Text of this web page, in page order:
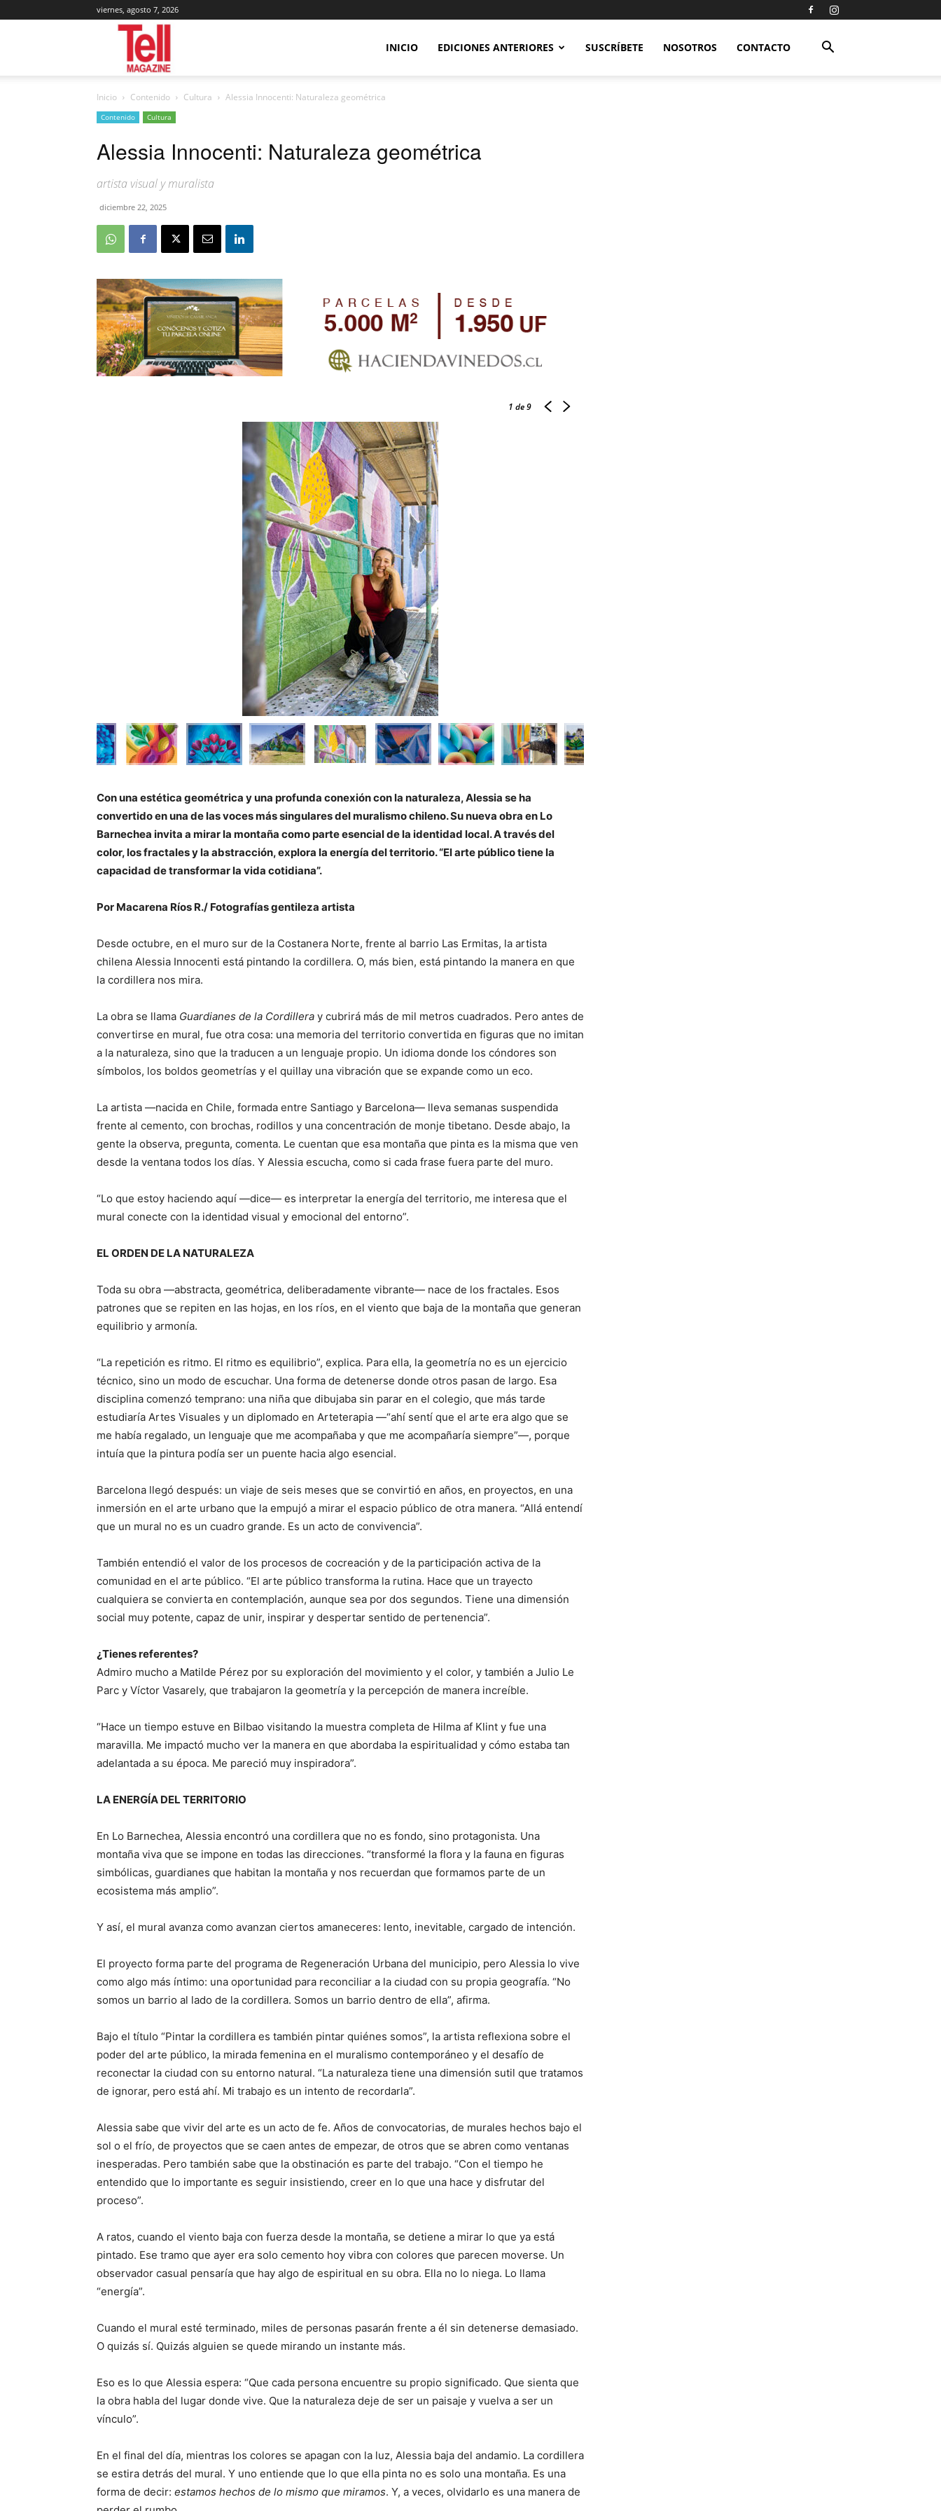
viernes, agosto 7, 2026
Magazine
INICIO EDICIONES ANTERIORES SUSCRÍBETE NOSOTROS CONTACTO
Inicio Contenido Cultura Alessia Innocenti: Naturaleza geométrica
Contenido Cultura
Alessia Innocenti: Naturaleza geométrica
artista visual y muralista
diciembre 22, 2025
1 de 9
Con una estética geométrica y una profunda conexión con la naturaleza, Alessia se ha
convertido en una de las voces más singulares del muralismo chileno. Su nueva obra en Lo
Barnechea invita a mirar la montaña como parte esencial de la identidad local. A través del
color, los fractales y la abstracción, explora la energía del territorio. “El arte público tiene la
capacidad de transformar la vida cotidiana”.
Por Macarena Ríos R./ Fotografías gentileza artista
Desde octubre, en el muro sur de la Costanera Norte, frente al barrio Las Ermitas, la artista
chilena Alessia Innocenti está pintando la cordillera. O, más bien, está pintando la manera en que
la cordillera nos mira.
La obra se llama Guardianes de la Cordillera y cubrirá más de mil metros cuadrados. Pero antes de
convertirse en mural, fue otra cosa: una memoria del territorio convertida en figuras que no imitan
a la naturaleza, sino que la traducen a un lenguaje propio. Un idioma donde los cóndores son
símbolos, los boldos geometrías y el quillay una vibración que se expande como un eco.
La artista —nacida en Chile, formada entre Santiago y Barcelona— lleva semanas suspendida
frente al cemento, con brochas, rodillos y una concentración de monje tibetano. Desde abajo, la
gente la observa, pregunta, comenta. Le cuentan que esa montaña que pinta es la misma que ven
desde la ventana todos los días. Y Alessia escucha, como si cada frase fuera parte del muro.
“Lo que estoy haciendo aquí —dice— es interpretar la energía del territorio, me interesa que el
mural conecte con la identidad visual y emocional del entorno”.
EL ORDEN DE LA NATURALEZA
Toda su obra —abstracta, geométrica, deliberadamente vibrante— nace de los fractales. Esos
patrones que se repiten en las hojas, en los ríos, en el viento que baja de la montaña que generan
equilibrio y armonía.
“La repetición es ritmo. El ritmo es equilibrio”, explica. Para ella, la geometría no es un ejercicio
técnico, sino un modo de escuchar. Una forma de detenerse donde otros pasan de largo. Esa
disciplina comenzó temprano: una niña que dibujaba sin parar en el colegio, que más tarde
estudiaría Artes Visuales y un diplomado en Arteterapia —“ahí sentí que el arte era algo que se
me había regalado, un lenguaje que me acompañaba y que me acompañaría siempre”—, porque
intuía que la pintura podía ser un puente hacia algo esencial.
Barcelona llegó después: un viaje de seis meses que se convirtió en años, en proyectos, en una
inmersión en el arte urbano que la empujó a mirar el espacio público de otra manera. “Allá entendí
que un mural no es un cuadro grande. Es un acto de convivencia”.
También entendió el valor de los procesos de cocreación y de la participación activa de la
comunidad en el arte público. “El arte público transforma la rutina. Hace que un trayecto
cualquiera se convierta en contemplación, aunque sea por dos segundos. Tiene una dimensión
social muy potente, capaz de unir, inspirar y despertar sentido de pertenencia”.
¿Tienes referentes?
Admiro mucho a Matilde Pérez por su exploración del movimiento y el color, y también a Julio Le
Parc y Víctor Vasarely, que trabajaron la geometría y la percepción de manera increíble.
“Hace un tiempo estuve en Bilbao visitando la muestra completa de Hilma af Klint y fue una
maravilla. Me impactó mucho ver la manera en que abordaba la espiritualidad y cómo estaba tan
adelantada a su época. Me pareció muy inspiradora”.
LA ENERGÍA DEL TERRITORIO
En Lo Barnechea, Alessia encontró una cordillera que no es fondo, sino protagonista. Una
montaña viva que se impone en todas las direcciones. “transformé la flora y la fauna en figuras
simbólicas, guardianes que habitan la montaña y nos recuerdan que formamos parte de un
ecosistema más amplio”.
Y así, el mural avanza como avanzan ciertos amaneceres: lento, inevitable, cargado de intención.
El proyecto forma parte del programa de Regeneración Urbana del municipio, pero Alessia lo vive
como algo más íntimo: una oportunidad para reconciliar a la ciudad con su propia geografía. “No
somos un barrio al lado de la cordillera. Somos un barrio dentro de ella”, afirma.
Bajo el título “Pintar la cordillera es también pintar quiénes somos”, la artista reflexiona sobre el
poder del arte público, la mirada femenina en el muralismo contemporáneo y el desafío de
reconectar la ciudad con su entorno natural. “La naturaleza tiene una dimensión sutil que tratamos
de ignorar, pero está ahí. Mi trabajo es un intento de recordarla”.
Alessia sabe que vivir del arte es un acto de fe. Años de convocatorias, de murales hechos bajo el
sol o el frío, de proyectos que se caen antes de empezar, de otros que se abren como ventanas
inesperadas. Pero también sabe que la obstinación es parte del trabajo. “Con el tiempo he
entendido que lo importante es seguir insistiendo, creer en lo que una hace y disfrutar del
proceso”.
A ratos, cuando el viento baja con fuerza desde la montaña, se detiene a mirar lo que ya está
pintado. Ese tramo que ayer era solo cemento hoy vibra con colores que parecen moverse. Un
observador casual pensaría que hay algo de espiritual en su obra. Ella no lo niega. Lo llama
“energía”.
Cuando el mural esté terminado, miles de personas pasarán frente a él sin detenerse demasiado.
O quizás sí. Quizás alguien se quede mirando un instante más.
Eso es lo que Alessia espera: “Que cada persona encuentre su propio significado. Que sienta que
la obra habla del lugar donde vive. Que la naturaleza deje de ser un paisaje y vuelva a ser un
vínculo”.
En el final del día, mientras los colores se apagan con la luz, Alessia baja del andamio. La cordillera
se estira detrás del mural. Y uno entiende que lo que ella pinta no es solo una montaña. Es una
forma de decir: estamos hechos de lo mismo que miramos. Y, a veces, olvidarlo es una manera de